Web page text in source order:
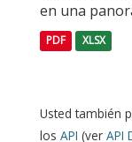
en una
PDF XLSX
Usted también
los API (ver API